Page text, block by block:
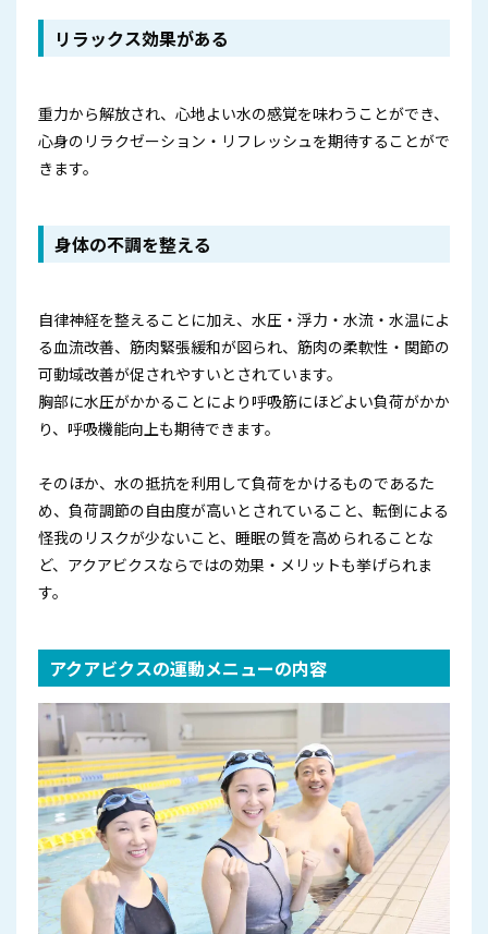
リラックス効果がある
重力から解放され、心地よい水の感覚を味わうことができ、
心身のリラクゼーション・リフレッシュを期待することがで
きます。
身体の不調を整える
自律神経を整えることに加え、水圧・浮力・水流・水温によ
る血流改善、筋肉緊張緩和が図られ、筋肉の柔軟性・関節の
可動域改善が促されやすいとされています。
胸部に水圧がかかることにより呼吸筋にほどよい負荷がかか
り、呼吸機能向上も期待できます。
そのほか、水の抵抗を利用して負荷をかけるものであるた
め、負荷調節の自由度が高いとされていること、転倒による
怪我のリスクが少ないこと、睡眠の質を高められることな
ど、アクアビクスならではの効果・メリットも挙げられま
す。
アクアビクスの運動メニューの内容